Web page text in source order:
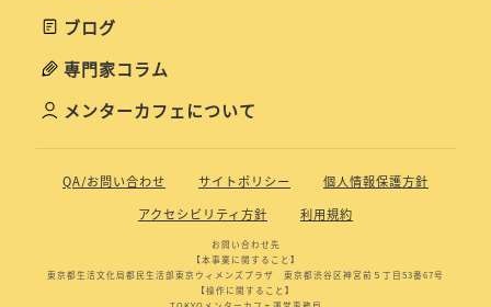
ブログ
専門家コラム
メンターカフェについて
QA/お問い合わせ サイトポリシー
個人情報保護方針
アクセシビリティ方針
利用規約
お問い合わせ先
【本事業に関すること】
東京都生活文化局都民生活部東京ウィメンズプラザ 東京都渋谷区神宮前５丁目53番67号
【操作に関すること】